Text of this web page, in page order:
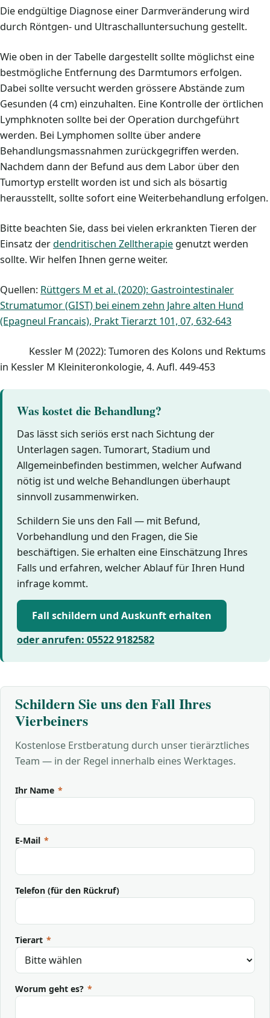
Die endgültige Diagnose einer Darmveränderung wird
durch Röntgen- und Ultraschalluntersuchung gestellt.
Wie oben in der Tabelle dargestellt sollte möglichst eine
bestmögliche Entfernung des Darmtumors erfolgen.
Dabei sollte versucht werden grössere Abstände zum
Gesunden (4 cm) einzuhalten. Eine Kontrolle der örtlichen
Lymphknoten sollte bei der Operation durchgeführt
werden. Bei Lymphomen sollte über andere
Behandlungsmassnahmen zurückgegriffen werden.
Nachdem dann der Befund aus dem Labor über den
Tumortyp erstellt worden ist und sich als bösartig
herausstellt, sollte sofort eine Weiterbehandlung erfolgen.
Bitte beachten Sie, dass bei vielen erkrankten Tieren der
Einsatz derdendritischen Zelltherapie genutzt werden
sollte. Wir helfen Ihnen gerne weiter.
Quellen: Rüttgers M et al. (2020): Gastrointestinaler
Strumatumor (GIST) bei einem zehn Jahre alten Hund
(Epagneul Francais), Prakt Tierarzt 101, 07, 632-643
Kessler M (2022): Tumoren des Kolons und Rektums
in Kessler M Kleiniteronkologie, 4. Aufl. 449-453
Was kostet die Behandlung?
Das lässt sich seriös erst nach Sichtung der
Unterlagen sagen. Tumorart, Stadium und
Allgemeinbefinden bestimmen, welcher Aufwand
nötig ist und welche Behandlungen überhaupt
sinnvoll zusammenwirken.
Schildern Sie uns den Fall — mit Befund,
Vorbehandlung und den Fragen, die Sie
beschäftigen. Sie erhalten eine Einschätzung Ihres
Falls und erfahren, welcher Ablauf für Ihren Hund
infrage kommt.
Fall schildern und Auskunft erhalten
oder anrufen: 05522 9182582
Schildern Sie uns den Fall Ihres
Vierbeiners
Kostenlose Erstberatung durch unser tierärztliches
Team — in der Regel innerhalb eines Werktages.
Ihr Name *
E-Mail *
Telefon (für den Rückruf)
Tierart *
Worum geht es? *